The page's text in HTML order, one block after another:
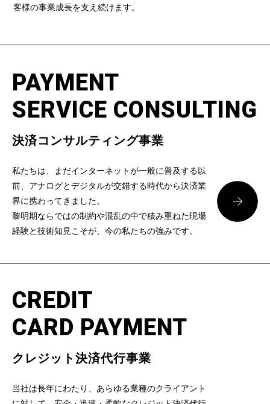
客様の事業成長を支え続けます。
PAYMENT
SERVICE CONSULTING
決済コンサルティング事業
私たちは、まだインターネットが一般に普及する以
前、アナログとデジタルが交錯する時代から決済業
界に携わってきました。
黎明期ならではの制約や混乱の中で積み重ねた現場
経験と技術知見こそが、今の私たちの強みです。
CREDIT
CARD PAYMENT
クレジット決済代行事業
当社は長年にわたり、あらゆる業種のクライアント